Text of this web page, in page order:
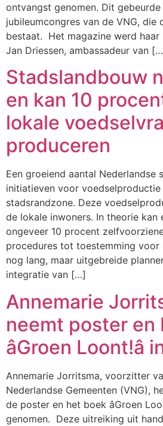
ontvangst genomen. Dit
jubileumcongres van de VNG, die
bestaat. Het magazine werd haar
Jan Driessen, ambassadeur van
Stadslandbouw
en kan 10
lokale
produceren
Een groeiend aantal Nederlandse
initiatieven voor
stadsrandzone. Deze
de lokale inwoners. In theorie kan
ongeveer 10 procent
procedures tot toestemming voor
nog lang, maar uitgebreide
integratie van […]
Annemarie
neemt poster en
âGroen
Annemarie Jorritsma, voorzitter
Nederlandse Gemeenten (VNG),
de poster en het boek âGroen
genomen. Deze uitreiking uit